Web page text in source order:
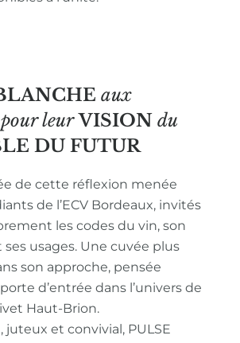
aux
pour leur VISION du
DU FUTUR
de cette réflexion menée
de l’ECV Bordeaux, invités
les codes du vin, son
usages. Une cuvée plus
son approche, pensée
d’entrée dans l’univers de
Haut-Brion.
juteux et convivial, PULSE